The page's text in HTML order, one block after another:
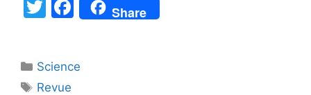
T
er
F
a
e
Share
Catégories
Science
Étiquettes
Revue